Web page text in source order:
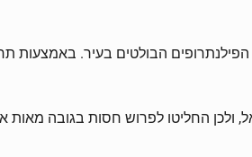
הבולטים בעיר. באמצעות
ולכן החליטו לפרוש חסות בגובה מאות